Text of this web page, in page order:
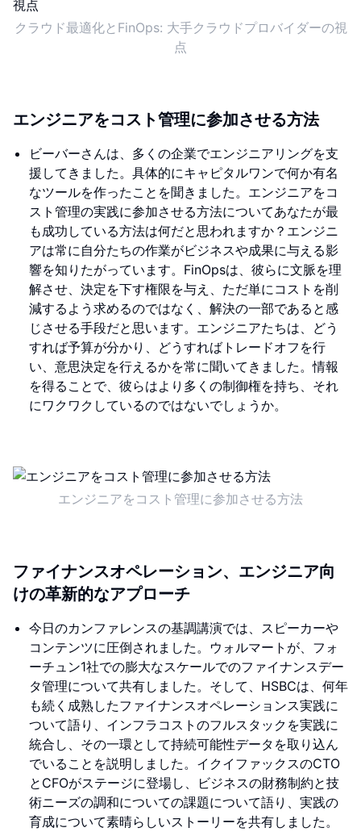
クラウド最適化とFinOps: 大手クラウドプロバイダーの視
点
エンジニアをコスト管理に参加させる方法
ビーバーさんは、多くの企業でエンジニアリングを支
援してきました。具体的にキャピタルワンで何か有名
なツールを作ったことを聞きました。エンジニアをコ
スト管理の実践に参加させる方法についてあなたが最
も成功している方法は何だと思われますか？エンジニ
アは常に自分たちの作業がビジネスや成果に与える影
響を知りたがっています。FinOpsは、彼らに文脈を理
解させ、決定を下す権限を与え、ただ単にコストを削
減するよう求めるのではなく、解決の一部であると感
じさせる手段だと思います。エンジニアたちは、どう
すれば予算が分かり、どうすればトレードオフを行
い、意思決定を行えるかを常に聞いてきました。情報
を得ることで、彼らはより多くの制御権を持ち、それ
にワクワクしているのではないでしょうか。
エンジニアをコスト管理に参加させる方法
ファイナンスオペレーション、エンジニア向
けの革新的なアプローチ
今日のカンファレンスの基調講演では、スピーカーや
コンテンツに圧倒されました。ウォルマートが、フォ
ーチュン1社での膨大なスケールでのファイナンスデー
タ管理について共有しました。そして、HSBCは、何年
も続く成熟したファイナンスオペレーションス実践に
ついて語り、インフラコストのフルスタックを実践に
統合し、その一環として持続可能性データを取り込ん
でいることを説明しました。イクイファックスのCTO
とCFOがステージに登場し、ビジネスの財務制約と技
術ニーズの調和についての課題について語り、実践の
育成について素晴らしいストーリーを共有しました。